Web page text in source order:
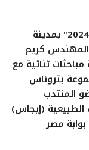
على هامش مشاركته فى مؤتمر " جازتك 2024" بمدينة
كريم
ثنائية مع
بتروناس
المنتدب
الطبيعية (إيجاس)
مصر